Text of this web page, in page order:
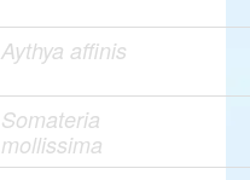
Aythya affinis
Somateria
mollissima